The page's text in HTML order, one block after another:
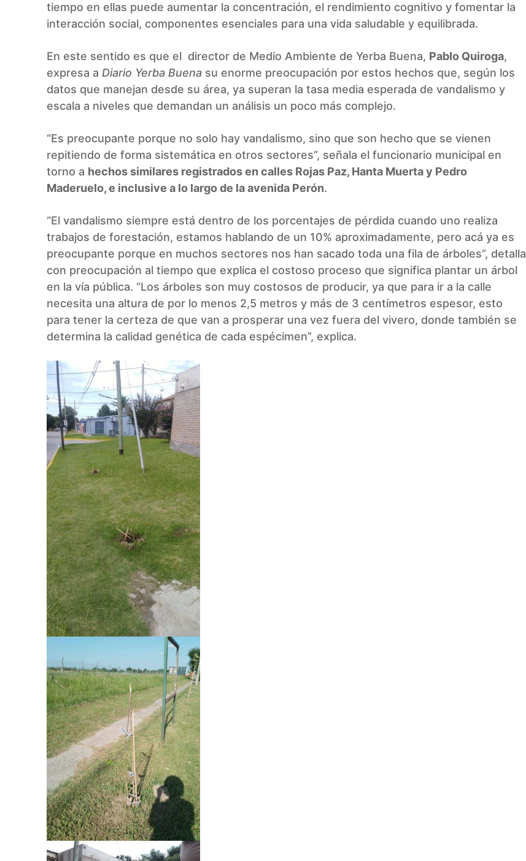
tiempo en ellas puede aumentar la concentración, el rendimiento cognitivo y fomentar la
interacción social, componentes esenciales para una vida saludable y equilibrada.
En este sentido es que el director de Medio Ambiente de Yerba Buena, Pablo Quiroga,
expresa a Diario Yerba Buena su enorme preocupación por estos hechos que, según los
datos que manejan desde su área, ya superan la tasa media esperada de vandalismo y
escala a niveles que demandan un análisis un poco más complejo.
“Es preocupante porque no solo hay vandalismo, sino que son hecho que se vienen
repitiendo de forma sistemática en otros sectores”, señala el funcionario municipal en
torno a hechos similares registrados en calles Rojas Paz, Hanta Muerta y Pedro
Maderuelo, e inclusive a lo largo de la avenida Perón.
“El vandalismo siempre está dentro de los porcentajes de pérdida cuando uno realiza
trabajos de forestación, estamos hablando de un 10% aproximadamente, pero acá ya es
preocupante porque en muchos sectores nos han sacado toda una fila de árboles”, detalla
con preocupación al tiempo que explica el costoso proceso que significa plantar un árbol
en la vía pública. “Los árboles son muy costosos de producir, ya que para ir a la calle
necesita una altura de por lo menos 2,5 metros y más de 3 centímetros espesor, esto
para tener la certeza de que van a prosperar una vez fuera del vivero, donde también se
determina la calidad genética de cada espécimen”, explica.